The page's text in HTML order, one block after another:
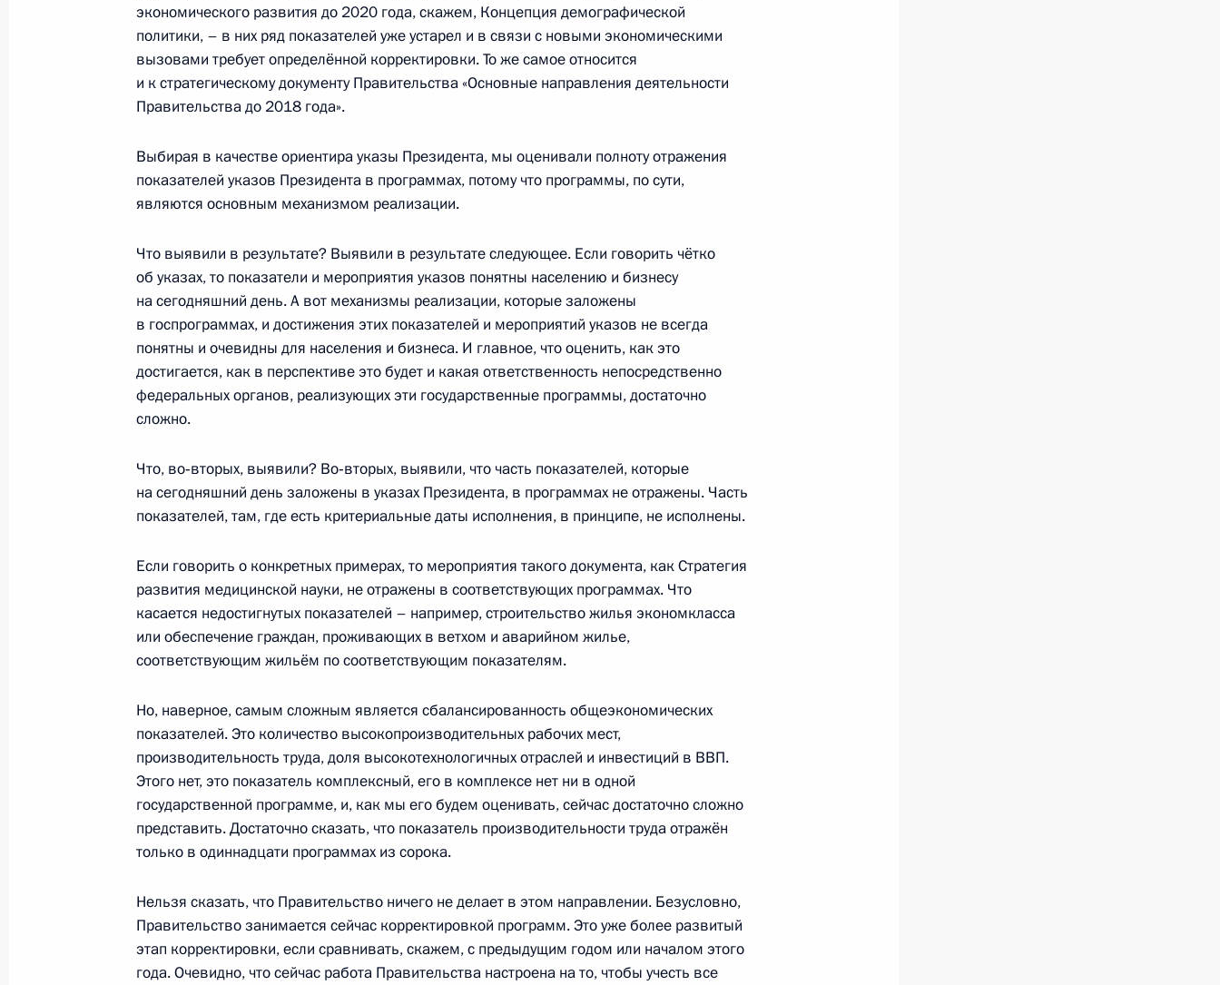
Встреча с молодыми учёными-ядерщиками
19 сентября 2014 года, 20:25 Саров
19 сентября 2014 года, 18:15 Кстово
18 сентября 2014 года, четверг
Телефонный разговор с Федеральным канцлером Австрии
Вернером Файманом
18 сентября 2014 года, 21:00
Заседание Государственного совета
и Герцеговины Милорадом Додиком
18 сентября 2014 года, 14:30 Москва, Кремль
Совещание по экономическим вопросам
17 сентября 2014 года, 20:30 Москва, Кремль
2
Встреча с вновь избранными руководителями субъектов
Российской Федерации
7
Встреча с председателем правления ОАО «Газпром» Алексеем
1
экономического развития до 2020 года, скажем, Концепция демографической
политики, – в них ряд показателей уже устарел и в связи с новыми экономическими
вызовами требует определённой корректировки. То же самое относится
и к стратегическому документу Правительства «Основные направления деятельности
Правительства до 2018 года».
Выбирая в качестве ориентира указы Президента, мы оценивали полноту отражения
показателей указов Президента в программах, потому что программы, по сути,
являются основным механизмом реализации.
Что выявили в результате? Выявили в результате следующее. Если говорить чётко
об указах, то показатели и мероприятия указов понятны населению и бизнесу
на сегодняшний день. А вот механизмы реализации, которые заложены
в госпрограммах, и достижения этих показателей и мероприятий указов не всегда
понятны и очевидны для населения и бизнеса. И главное, что оценить, как это
достигается, как в перспективе это будет и какая ответственность непосредственно
федеральных органов, реализующих эти государственные программы, достаточно
сложно.
Что, во‑вторых, выявили? Во‑вторых, выявили, что часть показателей, которые
на сегодняшний день заложены в указах Президента, в программах не отражены. Часть
показателей, там, где есть критериальные даты исполнения, в принципе, не исполнены.
Если говорить о конкретных примерах, то мероприятия такого документа, как Стратегия
развития медицинской науки, не отражены в соответствующих программах. Что
касается недостигнутых показателей – например, строительство жилья экономкласса
или обеспечение граждан, проживающих в ветхом и аварийном жилье,
соответствующим жильём по соответствующим показателям.
Но, наверное, самым сложным является сбалансированность общеэкономических
показателей. Это количество высокопроизводительных рабочих мест,
производительность труда, доля высокотехнологичных отраслей и инвестиций в ВВП.
Этого нет, это показатель комплексный, его в комплексе нет ни в одной
государственной программе, и, как мы его будем оценивать, сейчас достаточно сложно
представить. Достаточно сказать, что показатель производительности труда отражён
только в одиннадцати программах из сорока.
Нельзя сказать, что Правительство ничего не делает в этом направлении. Безусловно,
Правительство занимается сейчас корректировкой программ. Это уже более развитый
этап корректировки, если сравнивать, скажем, с предыдущим годом или началом этого
года. Очевидно, что сейчас работа Правительства настроена на то, чтобы учесть все